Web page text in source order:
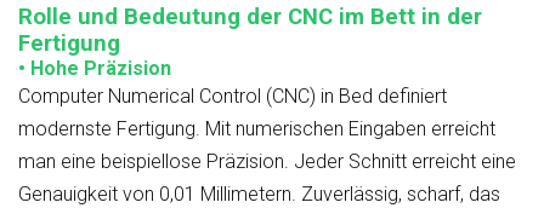
Rolle und Bedeutung der CNC im Bett in der
Fertigung
• Hohe Präzision
Computer Numerical Control (CNC) in Bed definiert
modernste Fertigung. Mit numerischen Eingaben erreicht
man eine beispiellose Präzision. Jeder Schnitt erreicht eine
Genauigkeit von 0,01 Millimetern. Zuverlässig, scharf, das